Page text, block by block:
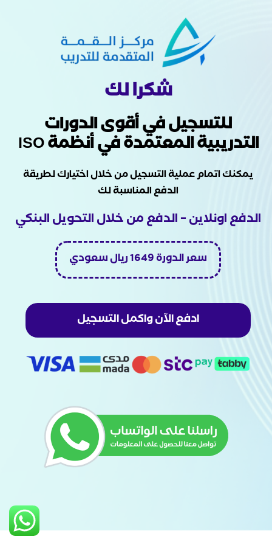
شكرا لك
للتسجيل في أقوى الدورات
التدريبية المعتمدة في أنظمة ISO
يمكنك اتمام عملية التسجيل من خلال اختيارك لطريقة
الدفع المناسبة لك
الدفع اونلاين – الدفع من خلال التحويل البنكي
سعر الدورة 1649 ريال سعودي
ادفع الآن واكمل التسجيل